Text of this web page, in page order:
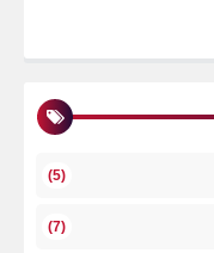
(5)
(7)